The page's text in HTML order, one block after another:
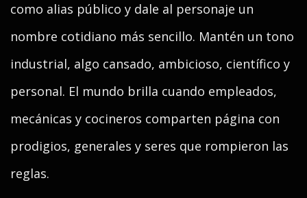
como alias público y dale al personaje un
nombre cotidiano más sencillo. Mantén un tono
industrial, algo cansado, ambicioso, científico y
personal. El mundo brilla cuando empleados,
mecánicas y cocineros comparten página con
prodigios, generales y seres que rompieron las
reglas.